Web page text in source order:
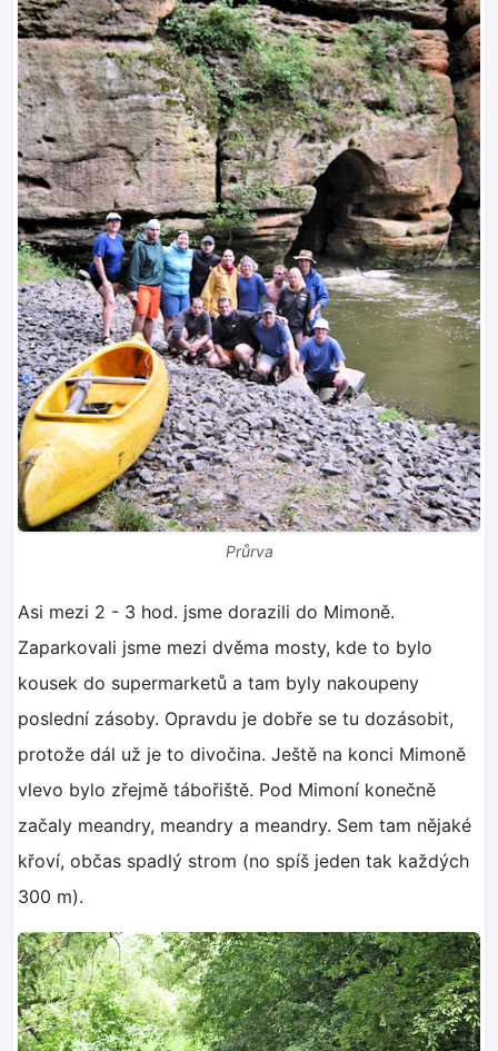
Průrva
Asi mezi 2 - 3 hod. jsme dorazili do Mimoně.
Zaparkovali jsme mezi dvěma mosty, kde to bylo
kousek do supermarketů a tam byly nakoupeny
poslední zásoby. Opravdu je dobře se tu dozásobit,
protože dál už je to divočina. Ještě na konci Mimoně
vlevo bylo zřejmě tábořiště. Pod Mimoní konečně
začaly meandry, meandry a meandry. Sem tam nějaké
křoví, občas spadlý strom (no spíš jeden tak každých
300 m).